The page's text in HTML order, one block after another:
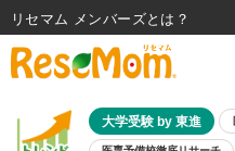
大学受験 by 東進
リセマム メンバーズ